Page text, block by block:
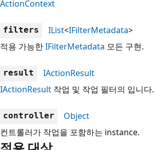
ActionContext
filters IList<IFilterMetadata>
적용 가능한IFilterMetadata 모든 구현.
result
IActionResult
IActionResult 작업 및 작업 필터의 입니다.
controller
Object
컨트롤러가 작업을 포함하는 instance.